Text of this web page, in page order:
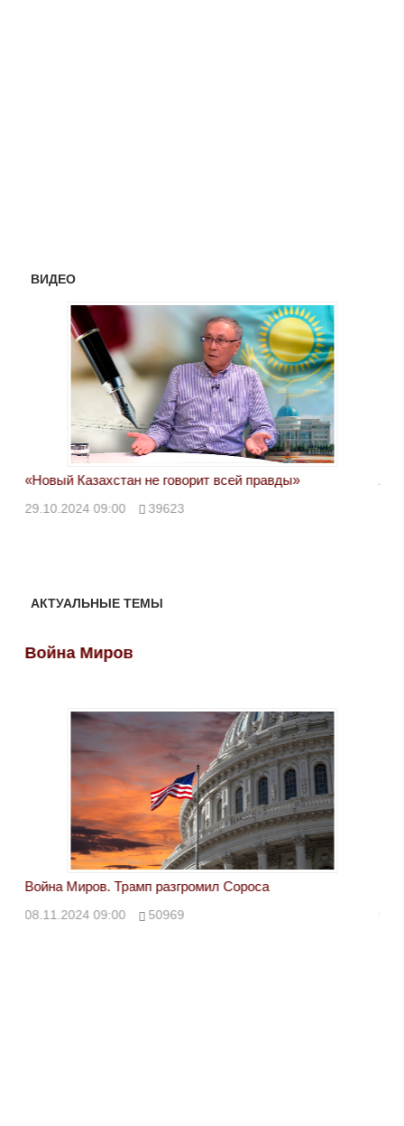
ВИДЕО
«Новый Казахстан не говорит всей правды»
29.10.2024 09:00 39623
АКТУАЛЬНЫЕ ТЕМЫ
Война Миров
Война Миров. Трамп разгромил Сороса
08.11.2024 09:00 50969